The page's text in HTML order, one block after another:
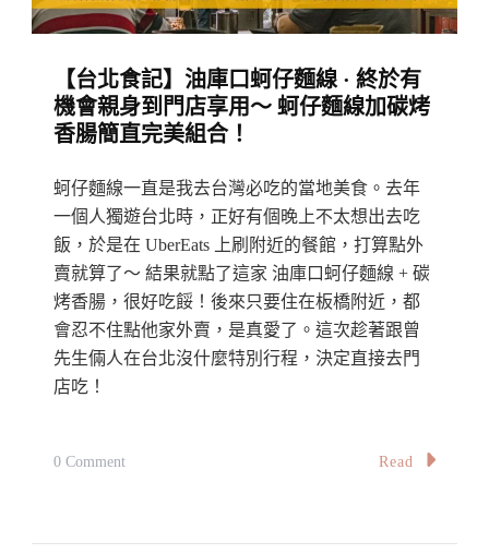
踩
·
咖
啡
選
豆、
食
物
有
創
好
【台北食記】油庫口蚵仔麵線 · 終於有
機會親身到門店享用～ 蚵仔麵線加碳烤
香腸簡直完美組合！
蚵仔麵線一直是我去台灣必吃的當地美食。去年
一個人獨遊台北時，正好有個晚上不太想出去吃
飯，於是在 UberEats 上刷附近的餐館，打算點外
賣就算了～ 結果就點了這家 油庫口蚵仔麵線 + 碳
烤香腸，很好吃餒！後來只要住在板橋附近，都
會忍不住點他家外賣，是真愛了。這次趁著跟曾
先生倆人在台北沒什麼特別行程，決定直接去門
店吃！
0 CommentOn
Read